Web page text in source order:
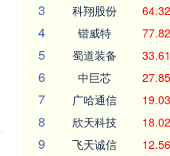
3 科翔股份 64.32
4 锴威特 77.82
5 蜀道装备 33.61
6 中巨芯 27.85
7 广哈通信 19.03
8 欣天科技 18.02
9 飞天诚信 12.56